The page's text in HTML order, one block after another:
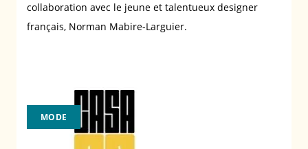
collaboration avec le jeune et talentueux designer
français, Norman Mabire-Larguier.
MODE